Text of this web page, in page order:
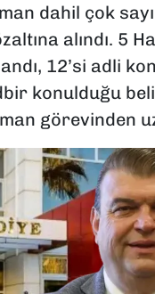
dahil çok
alındı. 5
12’si adli
konulduğu
görevinden